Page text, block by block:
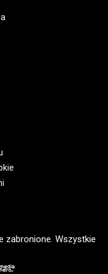
zabronione. Wszystkie